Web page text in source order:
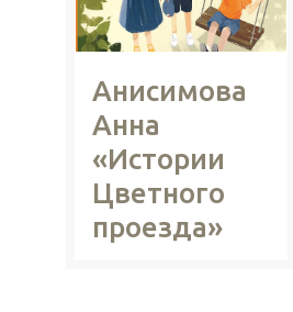
Анисимова
Анна
«Истории
Цветного
проезда»